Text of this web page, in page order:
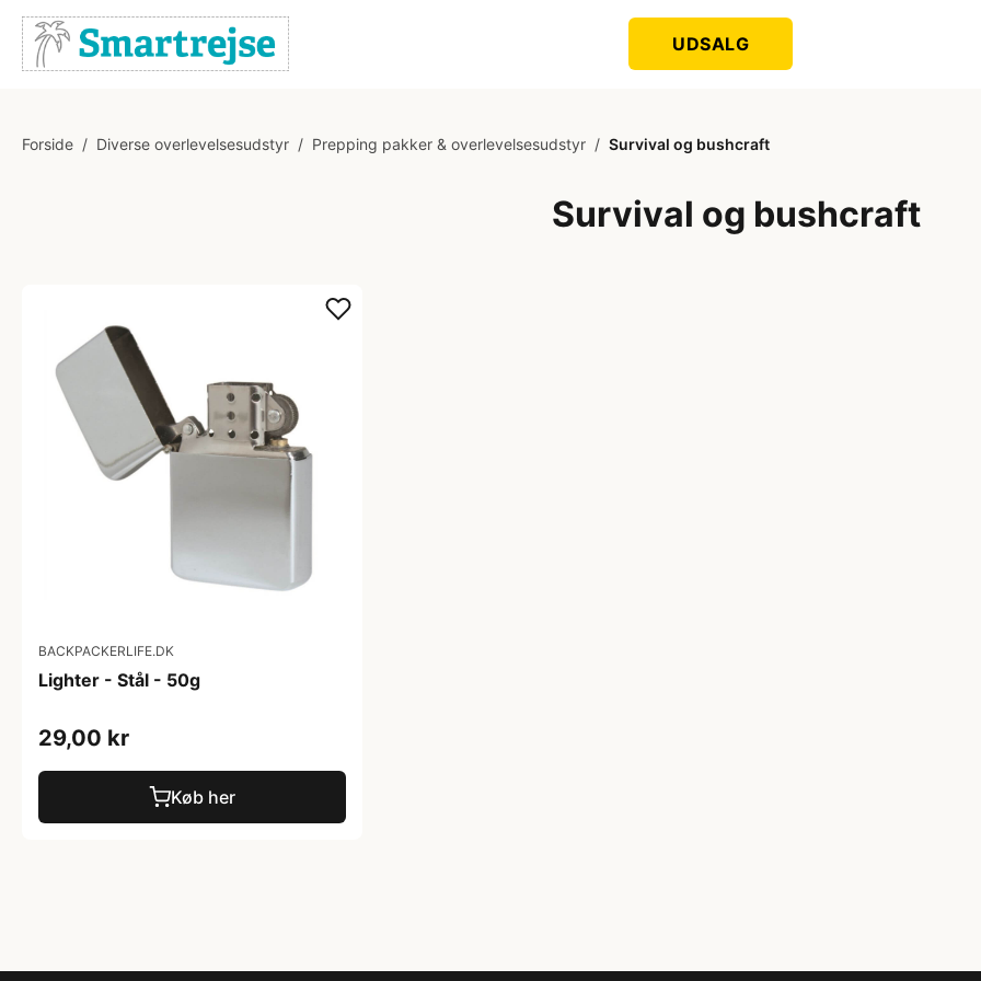
UDSALG
Forside / Diverse overlevelsesudstyr / Prepping pakker & overlevelsesudstyr / Survival og bushcraft
Survival og bushcraft
BACKPACKERLIFE.DK
Lighter - Stål - 50g
29,00 kr
Køb her